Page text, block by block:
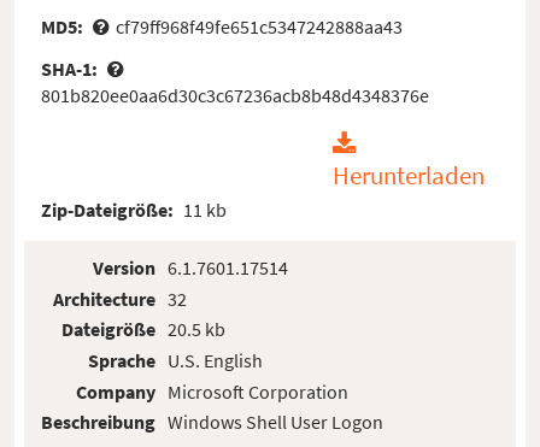
MD5:
cf79ff968f49fe651c5347242888aa43
SHA-1:
801b820ee0aa6d30c3c67236acb8b48d4348376e
Herunterladen
Zip-Dateigröße: 11 kb
Version
Architecture
Dateigröße
Sprache
Company
Beschreibung
6.1.7601.17514
32
20.5 kb
U.S. English
Microsoft Corporation
Windows Shell User Logon